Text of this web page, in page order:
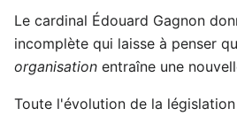
Le cardinal Édouard Gagnon
incomplète qui laisse à penser
organisation entraîne une
Toute l'évolution de la